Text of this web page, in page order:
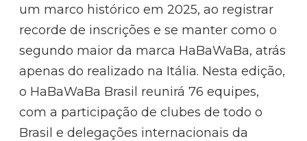
um marco histórico em 2025, ao registrar
recorde de inscrições e se manter como o
segundo maior da marca HaBaWaBa, atrás
apenas do realizado na Itália. Nesta edição,
o HaBaWaBa Brasil reunirá 76 equipes,
com a participação de clubes de todo o
Brasil e delegações internacionais da